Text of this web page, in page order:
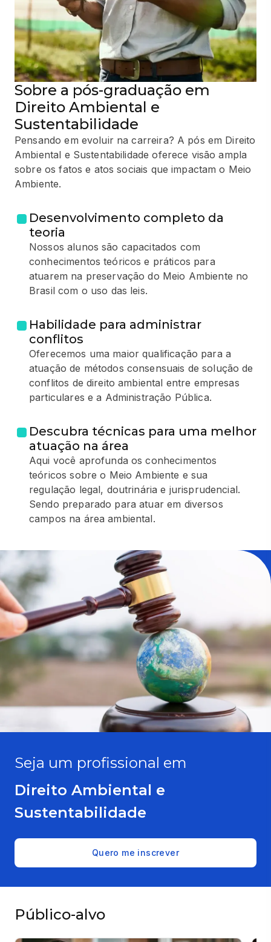
Sobre a pós-graduação em
Direito Ambiental e
Sustentabilidade
Pensando em evoluir na carreira? A pós em Direito
Ambiental e Sustentabilidade oferece visão ampla
sobre os fatos e atos sociais que impactam o Meio
Ambiente.
Desenvolvimento completo da
teoria
Nossos alunos são capacitados com
conhecimentos teóricos e práticos para
atuarem na preservação do Meio Ambiente no
Brasil com o uso das leis.
Habilidade para administrar
conflitos
Oferecemos uma maior qualificação para a
atuação de métodos consensuais de solução de
conflitos de direito ambiental entre empresas
particulares e a Administração Pública.
Descubra técnicas para uma melhor
atuação na área
Aqui você aprofunda os conhecimentos
teóricos sobre o Meio Ambiente e sua
regulação legal, doutrinária e jurisprudencial.
Sendo preparado para atuar em diversos
campos na área ambiental.
Seja um profissional em
Direito Ambiental e
Sustentabilidade
Quero me inscrever
Público-alvo